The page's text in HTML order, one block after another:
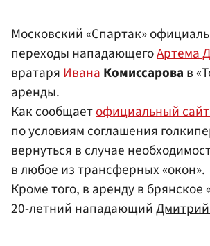
Московский«Спартак»
переходы нападающегоАртема
вратаряИванаКомиссаровав
аренды.
Как сообщаетофициальный
по условиям соглашения
вернуться в случае
в любое из трансферных «окон».
Кроме того, в аренду в брянское
20-летний нападающий